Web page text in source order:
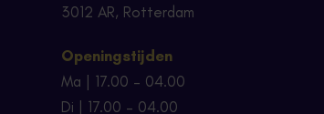
3012 AR, Rotterdam
Openingstijden
Ma | 17.00 – 04.00
Di | 17.00 – 04.00